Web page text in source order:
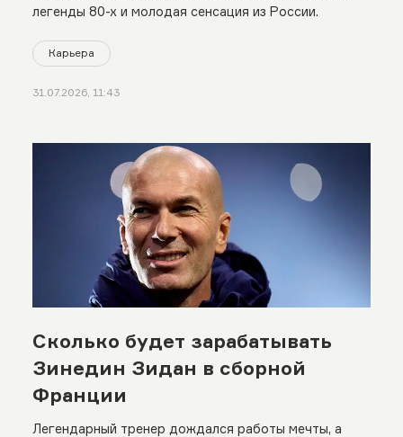
легенды 80-х и молодая сенсация из России.
Карьера
31.07.2026, 11:43
Сколько будет зарабатывать
Зинедин Зидан в сборной
Франции
Легендарный тренер дождался работы мечты, а